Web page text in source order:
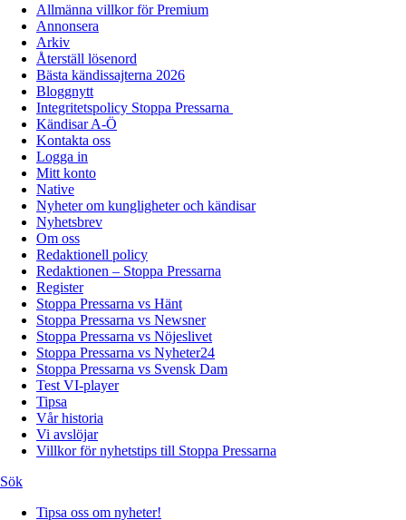
Allmänna villkor för Premium
Annonsera
Arkiv
Återställ lösenord
Bästa kändissajterna 2026
Bloggnytt
Integritetspolicy Stoppa Pressarna
Kändisar A-Ö
Kontakta oss
Logga in
Mitt konto
Native
Nyheter om kungligheter och kändisar
Nyhetsbrev
Om oss
Redaktionell policy
Redaktionen – Stoppa Pressarna
Register
Stoppa Pressarna vs Hänt
Stoppa Pressarna vs Newsner
Stoppa Pressarna vs Nöjeslivet
Stoppa Pressarna vs Nyheter24
Stoppa Pressarna vs Svensk Dam
Test VI-player
Tipsa
Vår historia
Vi avslöjar
Villkor för nyhetstips till Stoppa Pressarna
Sök
Tipsa oss om nyheter!